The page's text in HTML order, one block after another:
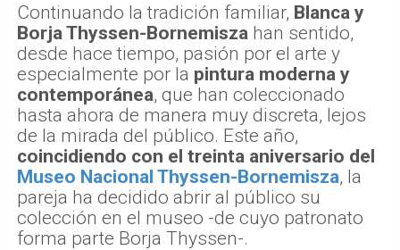
Continuando la tradición familiar, Blanca y
Borja Thyssen-Bornemisza han sentido,
desde hace tiempo, pasión por el arte y
especialmente por la pintura moderna y
contemporánea, que han coleccionado
hasta ahora de manera muy discreta, lejos
de la mirada del público. Este año,
coincidiendo con el treinta aniversario del
Museo Nacional Thyssen-Bornemisza, la
pareja ha decidido abrir al público su
colección en el museo -de cuyo patronato
forma parte Borja Thyssen-.